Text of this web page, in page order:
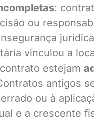
:
ou
vinculou a
estejam
antigos
ou à
e a crescente